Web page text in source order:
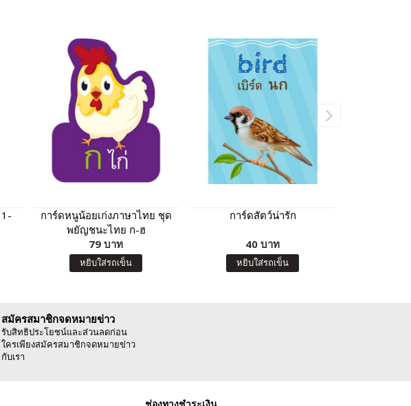
การ์ดหนูน้อยเก่งภาษาไทย ชุด
พยัญชนะไทย ก-ฮ
79 บาท
หยิบใส่รถเข็น
การ์ดสัตว์น่ารัก
40 บาท
หยิบใส่รถเข็น
สมัครสมาชิกจดหมายข่าว
รับสิทธิประโยชน์และส่วนลดก่อน
ใครเพียงสมัครสมาชิกจดหมายข่าว
กับเรา